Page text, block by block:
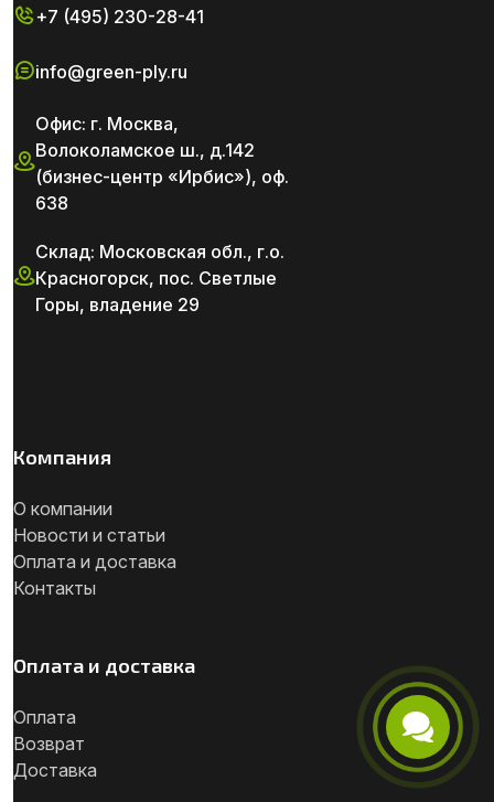
+7 (495) 230-28-41
info@green-ply.ru
Офис: г. Москва,
Волоколамское ш., д.142
(бизнес-центр «Ирбис»), оф.
638
Склад: Московская обл., г.о.
Красногорск, пос. Светлые
Горы, владение 29
Компания
О компании
Новости и статьи
Оплата и доставка
Контакты
Оплата и доставка
Оплата
Возврат
Доставка